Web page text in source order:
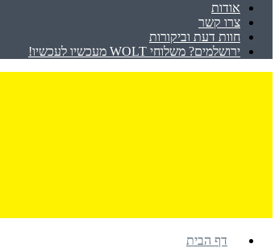
אודות
צרו קשר
חוות דעת וביקורות
ירושלמים? משלוחי WOLT מעכשיו לעכשיו!
דף הבית